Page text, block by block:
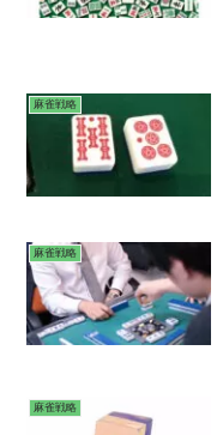
麻雀戦略
麻雀戦略
麻雀戦略